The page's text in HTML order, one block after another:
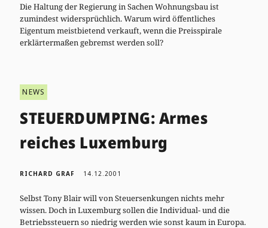
Die Haltung der Regierung in Sachen Wohnungsbau ist
zumindest widersprüchlich. Warum wird öffentliches
Eigentum meistbietend verkauft, wenn die Preisspirale
erklärtermaßen gebremst werden soll?
NEWS
STEUERDUMPING: Armes
reiches Luxemburg
RICHARD GRAF 14.12.2001
Selbst Tony Blair will von Steuersenkungen nichts mehr
wissen. Doch in Luxemburg sollen die Individual- und die
Betriebssteuern so niedrig werden wie sonst kaum in Europa.